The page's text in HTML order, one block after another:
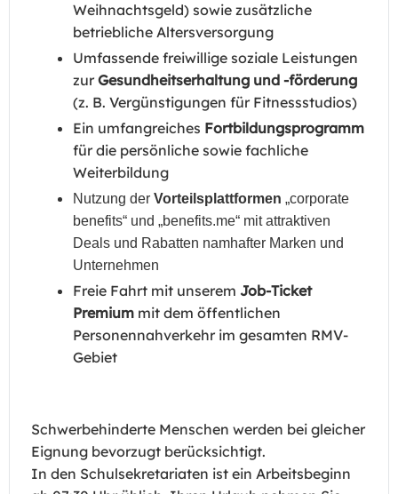
Weihnachtsgeld) sowie zusätzliche
betriebliche Altersversorgung
Umfassende freiwillige soziale Leistungen
zur Gesundheitserhaltung und -förderung
(z. B. Vergünstigungen für Fitnessstudios)
Ein umfangreiches Fortbildungsprogramm
für die persönliche sowie fachliche
Weiterbildung
Nutzung der Vorteilsplattformen „corporate
benefits“ und „benefits.me“ mit attraktiven
Deals und Rabatten namhafter Marken und
Unternehmen
Freie Fahrt mit unserem Job-Ticket
Premium mit dem öffentlichen
Personennahverkehr im gesamten RMV-
Gebiet
Schwerbehinderte Menschen werden bei gleicher
Eignung bevorzugt berücksichtigt.
In den Schulsekretariaten ist ein Arbeitsbeginn